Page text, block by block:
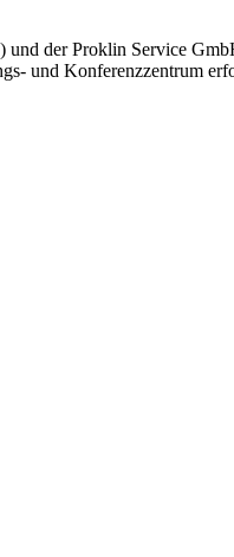
der Proklin Service
und Konferenzzentrum